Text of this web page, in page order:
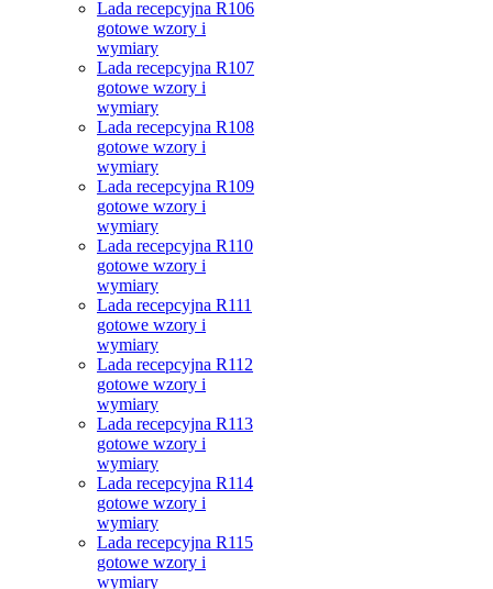
Lada recepcyjna R106
gotowe wzory i
wymiary
Lada recepcyjna R107
gotowe wzory i
wymiary
Lada recepcyjna R108
gotowe wzory i
wymiary
Lada recepcyjna R109
gotowe wzory i
wymiary
Lada recepcyjna R110
gotowe wzory i
wymiary
Lada recepcyjna R111
gotowe wzory i
wymiary
Lada recepcyjna R112
gotowe wzory i
wymiary
Lada recepcyjna R113
gotowe wzory i
wymiary
Lada recepcyjna R114
gotowe wzory i
wymiary
Lada recepcyjna R115
gotowe wzory i
wymiary